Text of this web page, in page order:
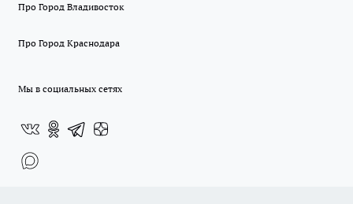
Про Город Владивосток
Про Город Краснодара
Мы в социальных сетях